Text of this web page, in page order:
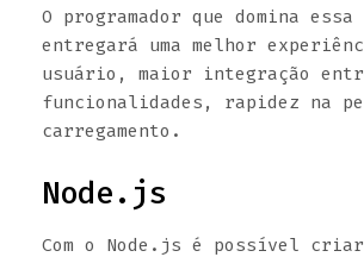
O programador que domina
entregará uma melhor
usuário, maior integração
funcionalidades, rapidez na
carregamento.
Node.js
Com o Node.js é possível